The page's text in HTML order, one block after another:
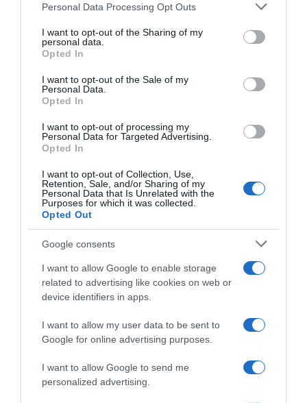
Please note that this website/app uses one or more Google
not limited to your visit or usage behaviour. You may click to
grant or deny consent to Google and its third-party tags to
use your data for below specified purposes in below Google
consent section.
Personal Data Processing Opt Outs
I want to opt-out of the Sharing of my
personal data.
Opted In
I want to opt-out of the Sale of my
Personal Data.
Opted In
I want to opt-out of processing my
Personal Data for Targeted Advertising.
Opted In
I want to opt-out of Collection, Use,
Retention, Sale, and/or Sharing of my
Personal Data that Is Unrelated with the
Purposes for which it was collected.
Opted Out
Google consents
I want to allow Google to enable storage
related to advertising like cookies on web or
device identifiers in apps.
I want to allow my user data to be sent to
Google for online advertising purposes.
I want to allow Google to send me
personalized advertising.
ROTEIRO
Conheça o programa de animação dos espaços
Savoy Signature
23 Jul 15:47
ROTEIRO